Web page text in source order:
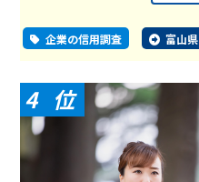
企業の信用調査 富山県
4